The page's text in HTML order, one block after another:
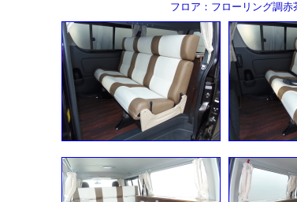
フロア：フローリング調赤茶木目調